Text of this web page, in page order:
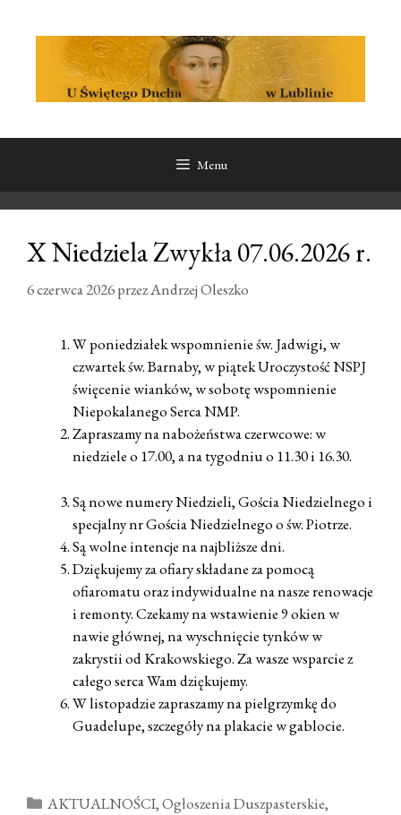
Menu
X Niedziela Zwykła 07.06.2026 r.
6 czerwca 2026przezAndrzej Oleszko
W poniedziałek wspomnienie św. Jadwigi, w
czwartek św. Barnaby, w piątek Uroczystość NSPJ
święcenie wianków, w sobotę wspomnienie
Niepokalanego Serca NMP.
Zapraszamy na nabożeństwa czerwcowe: w
niedziele o 17.00, a na tygodniu o 11.30 i 16.30.
Są nowe numery Niedzieli, Gościa Niedzielnego i
specjalny nr Gościa Niedzielnego o św. Piotrze.
Są wolne intencje na najbliższe dni.
Dziękujemy za ofiary składane za pomocą
ofiaromatu oraz indywidualne na nasze renowacje
i remonty. Czekamy na wstawienie 9 okien w
nawie głównej, na wyschnięcie tynków w
zakrystii od Krakowskiego. Za wasze wsparcie z
całego serca Wam dziękujemy.
W listopadzie zapraszamy na pielgrzymkę do
Guadelupe, szczegóły na plakacie w gablocie.
Kategorie
AKTUALNOŚCI,Ogłoszenia Duszpasterskie,